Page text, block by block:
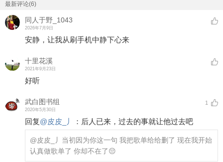
最新评论(6)
同人于野_1043
2026年7月9日
安静，让我从刷手机中静下心来
十里花溪
2021年9月23日
好听
武白图书组
2020年5月30日
1
回复@皮皮_丿 ： 后人已来，过去的事就让他过去吧
@皮皮_丿 当初因为你这一句 我把歌单给给删了 现在我开始
认真做歌单了 你却不在了😔